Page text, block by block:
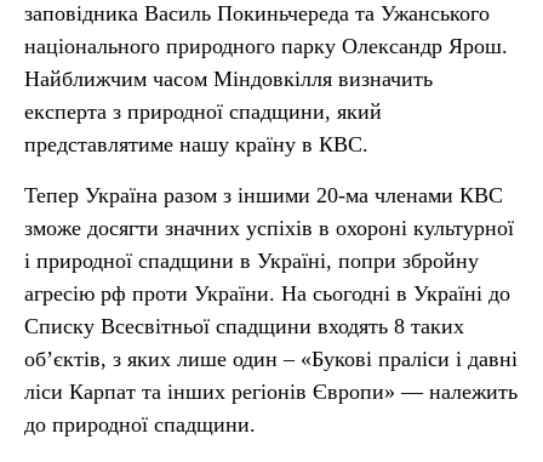
заповідника Василь Покиньчереда та Ужанського
національного природного парку Олександр Ярош.
Найближчим часом Міндовкілля визначить
експерта з природної спадщини, який
представлятиме нашу країну в КВС.
Тепер Україна разом з іншими 20-ма членами КВС
зможе досягти значних успіхів в охороні культурної
і природної спадщини в Україні, попри збройну
агресію рф проти України. На сьогодні в Україні до
Списку Всесвітньої спадщини входять 8 таких
об’єктів, з яких лише один – «Букові праліси і давні
ліси Карпат та інших регіонів Європи» — належить
до природної спадщини.